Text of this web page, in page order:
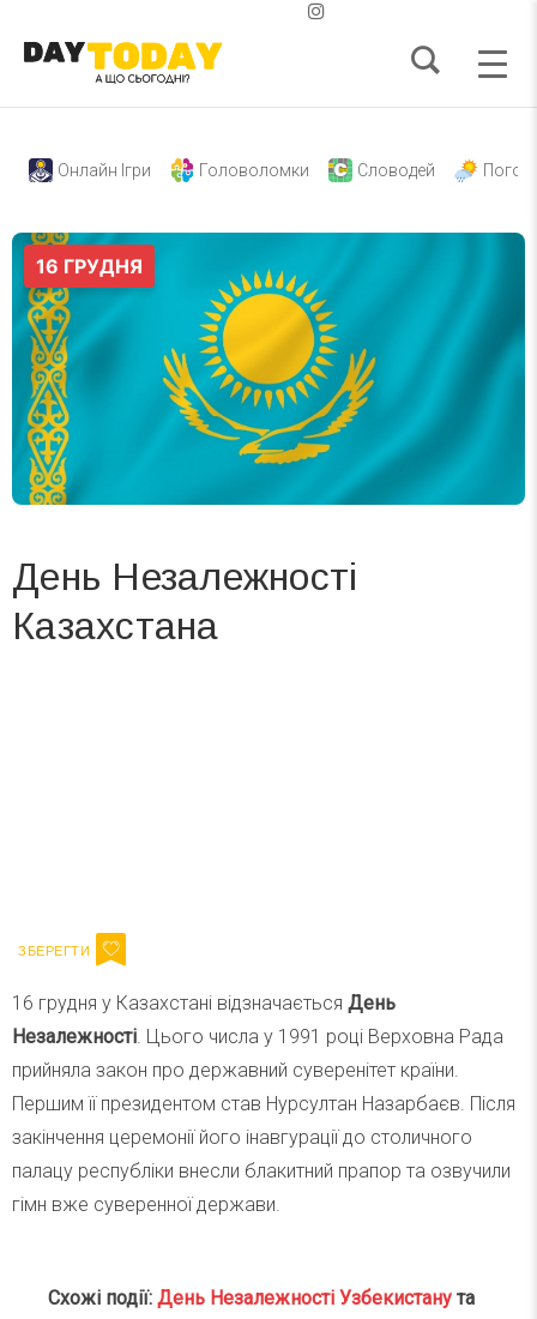
Онлайн Ігри Головоломки Словодей
День Незалежності
Казахстана
16 грудня у Казахстані відзначається День
Незалежності. Цього числа у 1991 році Верховна Рада
прийняла закон про державний суверенітет країни.
Першим її президентом став Нурсултан Назарбаєв. Після
закінчення церемонії його інавгурації до столичного
палацу республіки внесли блакитний прапор та озвучили
гімн вже суверенної держави.
Схожі події: День Незалежності Узбекистану та